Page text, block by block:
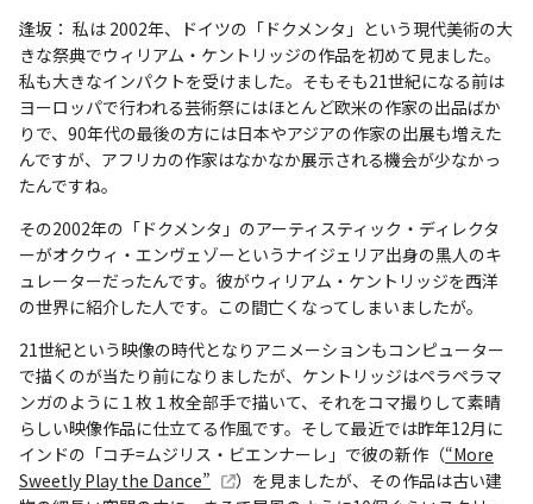
逢坂： 私は 2002年、ドイツの「ドクメンタ」という現代美術の大
きな祭典でウィリアム・ケントリッジの作品を初めて見ました。
私も大きなインパクトを受けました。そもそも21世紀になる前は
ヨーロッパで行われる芸術祭にはほとんど欧米の作家の出品ばか
りで、90年代の最後の方には日本やアジアの作家の出展も増えた
んですが、アフリカの作家はなかなか展示される機会が少なかっ
たんですね。
その2002年の「ドクメンタ」のアーティスティック・ディレクタ
ーがオクウィ・エンヴェゾーというナイジェリア出身の黒人のキ
ュレーターだったんです。彼がウィリアム・ケントリッジを西洋
の世界に紹介した人です。この間亡くなってしまいましたが。
21世紀という映像の時代となりアニメーションもコンピューター
で描くのが当たり前になりましたが、ケントリッジはペラペラマ
ンガのように１枚１枚全部手で描いて、それをコマ撮りして素晴
らしい映像作品に仕立てる作風です。そして最近では昨年12月に
インドの「コチ=ムジリス・ビエンナーレ」で彼の新作（“More
Sweetly Play the Dance”
）を見ましたが、その作品は古い建